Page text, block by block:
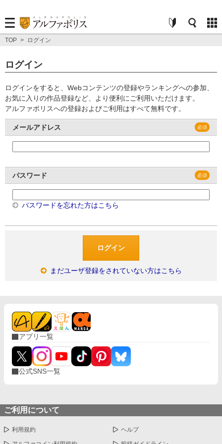
TOP > ログイン
ログイン
ログインをすると、Webコンテンツの登録やランキングへの参加、
お気に入りの作品登録など、より便利にご利用いただけます。
アルファポリスへの登録およびご利用はすべて無料です。
メールアドレス
パスワード
パスワードを忘れた方はこちら
まだユーザ登録をされていない方はこちら
アプリ一覧
公式SNS一覧
ご利用について
利用規約 ヘルプ